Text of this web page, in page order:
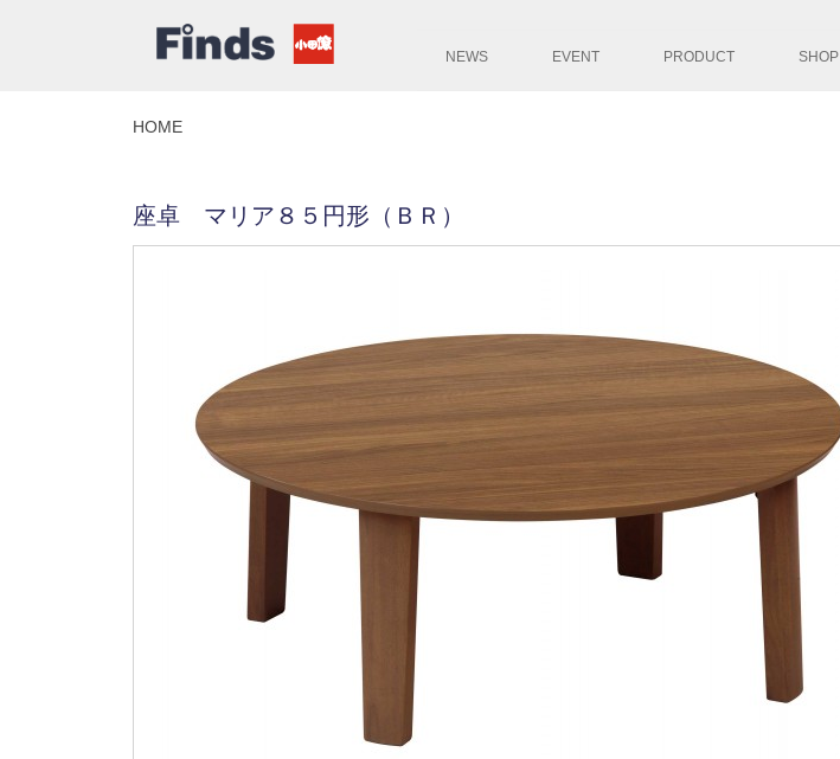
NEWS EVENT PRODUCT SHOP
HOME
座卓 マリア８５円形（ＢＲ）